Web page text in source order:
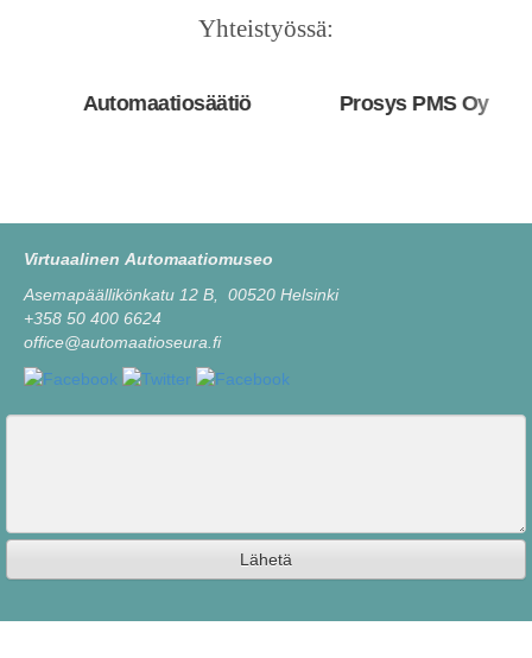
Yhteistyössä:
Automaatiosäätiö Prosys PMS Oy
Virtuaalinen Automaatiomuseo
Asemapäällikönkatu 12 B, 00520 Helsinki
+358 50 400 6624
office@automaatioseura.fi
Lähetä